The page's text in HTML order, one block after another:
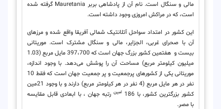
مالی و سنگال است. نام آن از پادشاهی بربر Mauretania گرفته شده‌
است، که در مراکش امروزی وجود داشته است.
این کشور در امتداد سواحل آتلانتیک شمالی آفریقا واقع شده و مرزهای
آن با صحرای غربی، الجزایر، مالی و سنگال مشترک است. موریتانی
بیست و هفتمین کشور بزرگ جهان است که 397،700 مایل مربع (1.03
میلیون کیلومتر مربع) مساحت آن را پوشش می‌دهد. با وجود اندازه،
موریتانی یکی از کشورهای پرجمعیت و پر جمعیت جهان است که فقط 10
نفر در هر مایل مربع (4 نفر در هر کیلومتر مربع) دارند و با وجود 21مین
کشور بزرگترین کشور، با 186
امین رتبه جهان ، با ابعادی قابل مقایسه
با مصر.